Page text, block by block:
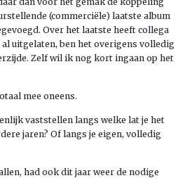
(commerciële) laatste album
Over het laatste heeft collega
uitgelaten, ben het overigens volledig
Zelf wil ik nog kort ingaan op het
mee oneens.
vaststellen langs welke lat je het
jaren? Of langs je eigen, volledig
had ook dit jaar weer de nodige